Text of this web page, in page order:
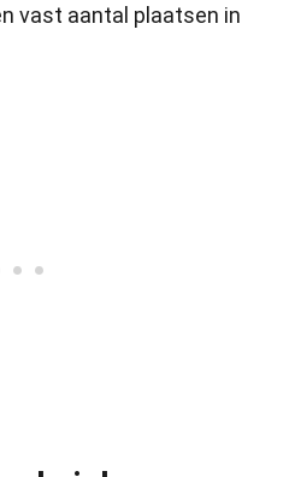
vast aantal plaatsen in